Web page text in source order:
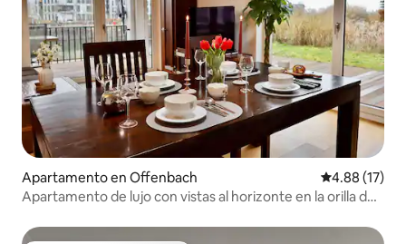
Apartamento en Offenbach Calificación
4.88 (17)
Apartamento de lujo con vistas al horizonte en la orilla del